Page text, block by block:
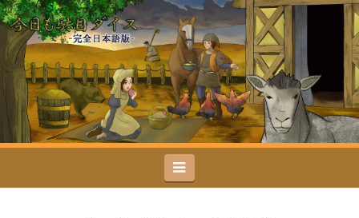
今
日
も
駄
目
Navigation